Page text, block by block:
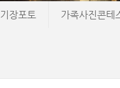
기장포토 가족사진콘테